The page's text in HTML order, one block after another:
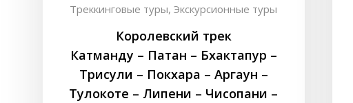
Треккинговые туры,Экскурсионные туры
Королевский трек
Катманду – Патан – Бхактапур –
Трисули – Покхара – Аргаун –
Тулокоте – Липени – Чисопани –